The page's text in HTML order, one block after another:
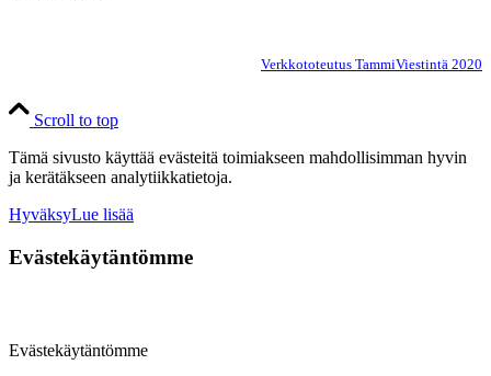
Verkkototeutus TammiViestintä 2020
Scroll to top
Tämä sivusto käyttää evästeitä toimiakseen mahdollisimman hyvin
ja kerätäkseen analytiikkatietoja.
HyväksyLue lisää
Evästekäytäntömme
Evästekäytäntömme